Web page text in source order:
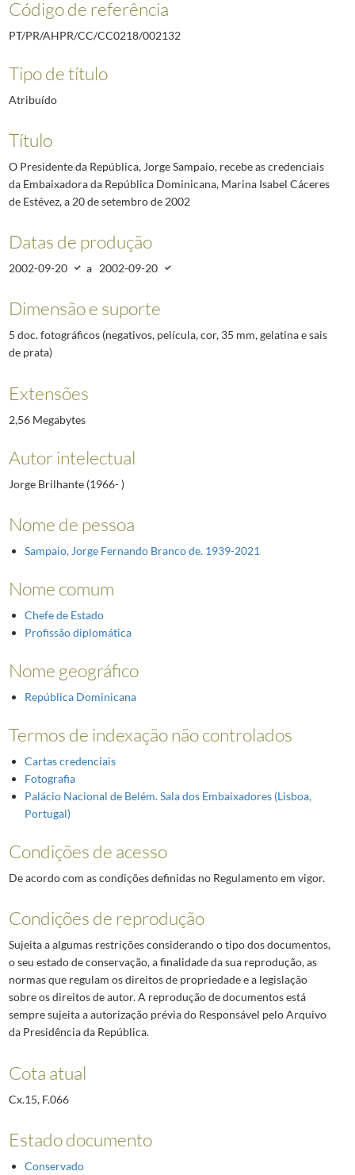
Código de referência
PT/PR/AHPR/CC/CC0218/002132
Tipo de título
Atribuído
Título
O Presidente da República, Jorge Sampaio, recebe as credenciais
da Embaixadora da República Dominicana, Marina Isabel Cáceres
de Estévez, a 20 de setembro de 2002
Datas de produção
2002-09-20 a 2002-09-20
Dimensão e suporte
5 doc. fotográficos (negativos, película, cor, 35 mm, gelatina e sais
de prata)
Extensões
2,56 Megabytes
Autor intelectual
Jorge Brilhante (1966- )
Nome de pessoa
Sampaio, Jorge Fernando Branco de. 1939-2021
Nome comum
Chefe de Estado
Profissão diplomática
Nome geográfico
República Dominicana
Termos de indexação não controlados
Cartas credenciais
Fotografia
Palácio Nacional de Belém. Sala dos Embaixadores (Lisboa,
Portugal)
Condições de acesso
De acordo com as condições definidas no Regulamento em vigor.
Condições de reprodução
Sujeita a algumas restrições considerando o tipo dos documentos,
o seu estado de conservação, a finalidade da sua reprodução, as
normas que regulam os direitos de propriedade e a legislação
sobre os direitos de autor. A reprodução de documentos está
sempre sujeita a autorização prévia do Responsável pelo Arquivo
da Presidência da República.
Cota atual
Cx.15, F.066
Estado documento
Conservado